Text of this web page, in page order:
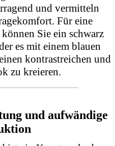
sich durch ihre
Manschettenformen
unterstreichen die
und bieten Trägern
persönlichen Stil
von GERMENS ist
Hemd sind Sie